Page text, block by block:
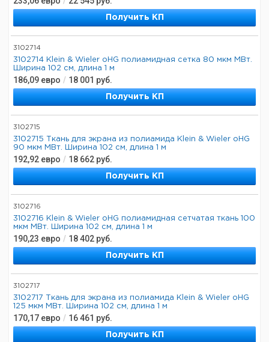
Получить КП
3102714
3102714 Klein & Wieler oHG полиамидная сетка 80 мкм МВт.
Ширина 102 см, длина 1 м
186,09 евро / 18 001 руб.
Получить КП
3102715
3102715 Ткань для экрана из полиамида Klein & Wieler oHG
90 мкм МВт. Ширина 102 см, длина 1 м
192,92 евро / 18 662 руб.
Получить КП
3102716
3102716 Klein & Wieler oHG полиамидная сетчатая ткань 100
мкм МВт. Ширина 102 см, длина 1 м
190,23 евро / 18 402 руб.
Получить КП
3102717
3102717 Ткань для экрана из полиамида Klein & Wieler oHG
125 мкм МВт. Ширина 102 см, длина 1 м
170,17 евро / 16 461 руб.
Получить КП